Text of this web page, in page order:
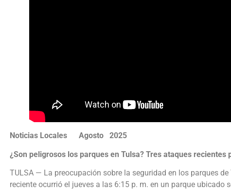
Noticias Locales Agosto 2025
¿Son peligrosos los parques en Tulsa? Tres ataques recientes
TULSA — La preocupación sobre la seguridad en los parques
reciente ocurrió el jueves a las 6:15 p. m. en un parque ubicado